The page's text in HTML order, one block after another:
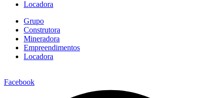
Locadora
Grupo
Construtora
Mineradora
Empreendimentos
Locadora
Facebook